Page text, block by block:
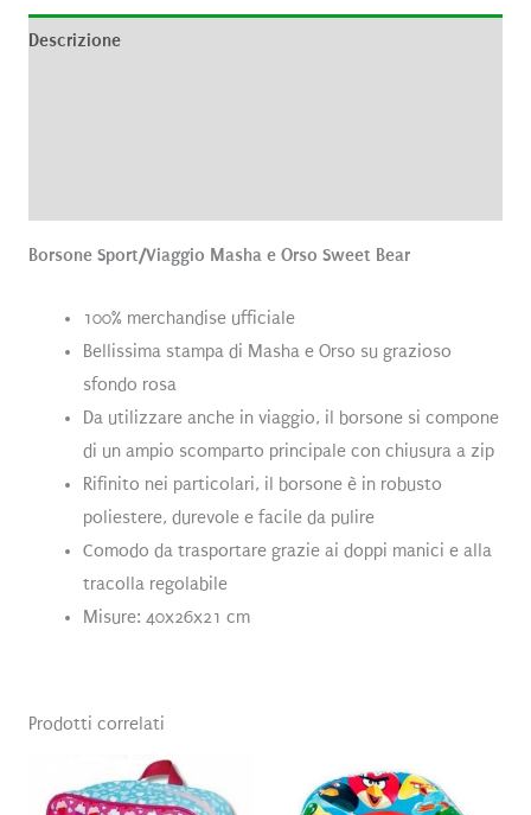
Descrizione
Borsone Sport/Viaggio Masha e Orso Sweet Bear
100% merchandise ufficiale
Bellissima stampa di Masha e Orso su grazioso
sfondo rosa
Da utilizzare anche in viaggio, il borsone si compone
di un ampio scomparto principale con chiusura a zip
Rifinito nei particolari, il borsone è in robusto
poliestere, durevole e facile da pulire
Comodo da trasportare grazie ai doppi manici e alla
tracolla regolabile
Misure: 40x26x21 cm
Prodotti correlati